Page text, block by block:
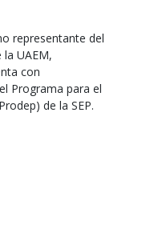
representante del
UAEM,
con
Programa para el
de la SEP.